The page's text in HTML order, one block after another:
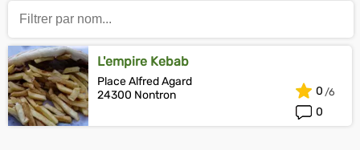
L'empire Kebab
Place Alfred Agard
24300 Nontron
0
0